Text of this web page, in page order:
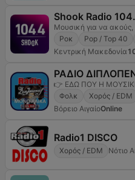
Shook Radio
Ροκ
Pop / Top 40
Κεντρική Μακεδονία
ΡΑΔΙΟ
👉 ΕΔΩ ΠΟΥ Η
Φολκ
Χορός / EDM
Βόρειο ΑιγαίοOnline
Radio1 DISCO
Χορός / EDM Νότιο